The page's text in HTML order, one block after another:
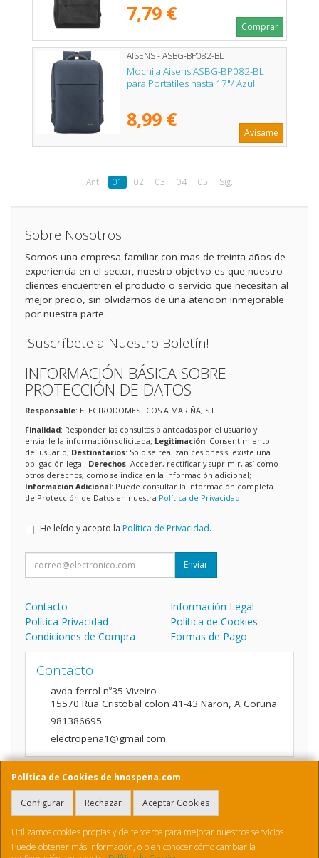
7,79 €
Comprar
AISENS - ASBG-BP082-BL
Mochila Aisens ASBG-BP082-BL
para Portátiles hasta 17"/ Azul
8,99 €
Avísame
Ant. 01 02 03 04 05 Sig.
Política de Cookies de hnospena.com
Configurar Rechazar Aceptar Cookies
Utilizamos cookies propias y de terceros para mejorar nuestros servicios.
Puede obtener más información, o bien conocer cómo cambiar la
Sobre Nosotros
Somos una empresa familiar con mas de treinta años de
experiencia en el sector, nuestro objetivo es que nuestro
clientes encuentren el producto o servicio que necesitan al
mejor precio, sin olvidarnos de una atencion inmejorable
por nuestra parte.
¡Suscríbete a Nuestro Boletín!
INFORMACIÓN BÁSICA SOBRE
PROTECCIÓN DE DATOS
Responsable: ELECTRODOMESTICOS A MARIÑA, S.L.
Finalidad: Responder las consultas planteadas por el usuario y
enviarle la información solicitada; Legitimación: Consentimiento
del usuario; Destinatarios: Solo se realizan cesiones si existe una
obligación legal; Derechos: Acceder, rectificar y suprimir, así como
otros derechos, como se indica en la información adicional;
Información Adicional: Puede consultar la información completa
de Protección de Datos en nuestra Política de Privacidad
He leído y acepto la Política de Privacidad.
Enviar
Contacto
Información Legal
Política Privacidad
Política de Cookies
Condiciones de Compra
Formas de Pago
Contacto
avda ferrol nº35 Viveiro
15570 Rua Cristobal colon 41-43 Naron, A Coruña
981386695
electropena1@gmail.com
Horario
9:00 a 14:00 y de 16:00 A 20:00